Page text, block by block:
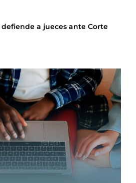
defiende a jueces ante Corte